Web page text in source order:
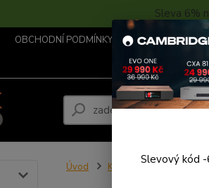
Sleva 6%
OBCHODNÍ PODMÍNKY ... KONTAKTY
Úvod Koncové zesilovače
Slevový kód